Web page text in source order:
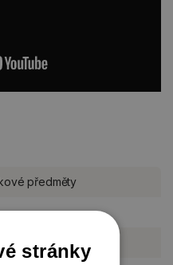
předměty
ml
stránky